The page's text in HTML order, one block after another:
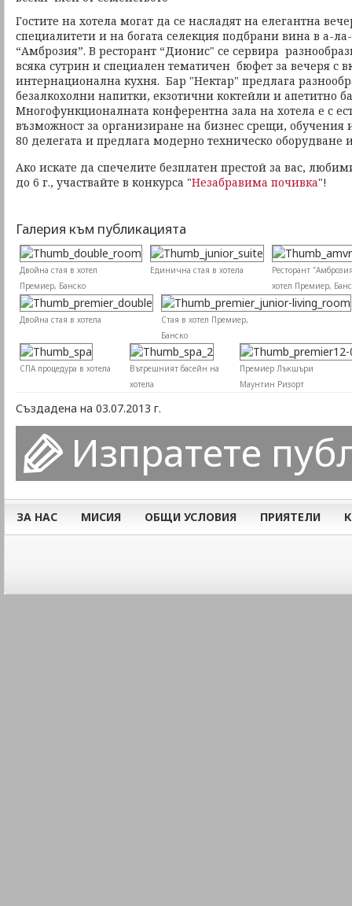
Гостите на хотела могат да се насладят на елегантна
специалитети и на богата селекция подбрани вина в а-
“Амброзия”. В ресторант “Дионис" се сервира
всяка сутрин и специален тематичен бюфет за вечеря с
интернационална кухня. Бар "Нектар" предлага
безалкохолни напитки, екзотични коктейли и апетитно
Многофункционалната конферентна зала на хотела е с
възможност за организиране на бизнес срещи, обучения
80 делегата и предлага модерно техническо оборудване
Ако искате да спечелите безплатен престой за вас,
до 6 г., участвайте в конкурса "Незабравима почивка"!
Галерия към публикацията
Двойна стая в хотел
Премиер, Банско
Единична стая в хотела
Ресторант
хотел Премиер,
Двойна стая в хотела
Стая в хотел Премиер,
Банско
СПА процедура в хотела
Вътрешният басейн на
хотела
Премиер Лъкшъри
Маунтин Ризорт
Създадена на 03.07.2013 г.
Изпратете
ЗА НАС МИСИЯ ОБЩИ УСЛОВИЯ ПРИЯТЕЛИ